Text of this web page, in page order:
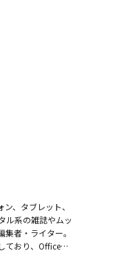
、タブレット、
ル系の雑誌やムッ
者・ライター。
ており、Officeソ